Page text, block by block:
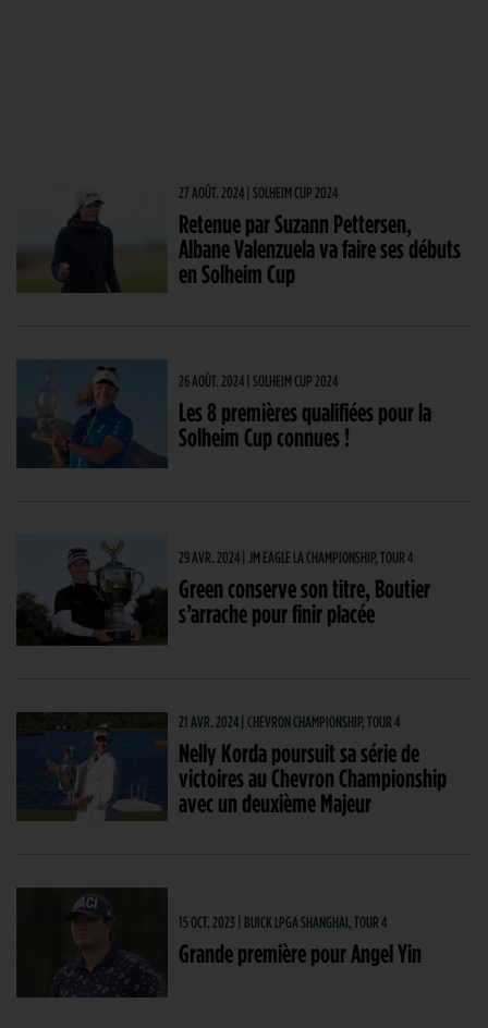
27 AOÛT. 2024 | SOLHEIM CUP 2024
Retenue par Suzann Pettersen,
Albane Valenzuela va faire ses débuts
en Solheim Cup
26 AOÛT. 2024 | SOLHEIM CUP 2024
Les 8 premières qualifiées pour la
Solheim Cup connues !
29 AVR. 2024 | JM EAGLE LA CHAMPIONSHIP, TOUR 4
Green conserve son titre, Boutier
s’arrache pour finir placée
21 AVR. 2024 | CHEVRON CHAMPIONSHIP, TOUR 4
Nelly Korda poursuit sa série de
victoires au Chevron Championship
avec un deuxième Majeur
15 OCT. 2023 | BUICK LPGA SHANGHAI, TOUR 4
Grande première pour Angel Yin